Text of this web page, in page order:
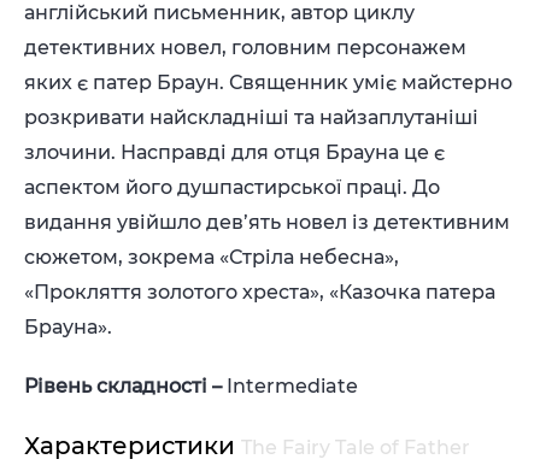
англійський письменник, автор циклу
детективних новел, головним персонажем
яких є патер Браун. Священник уміє майстерно
розкривати найскладніші та найзаплутаніші
злочини. Насправді для отця Брауна це є
аспектом його душпастирської праці. До
видання увійшло дев’ять новел із детективним
сюжетом, зокрема «Стріла небесна»,
«Прокляття золотого хреста», «Казочка патера
Брауна».
Рівень складності – Intermediate
Характеристики The Fairy Tale of Father